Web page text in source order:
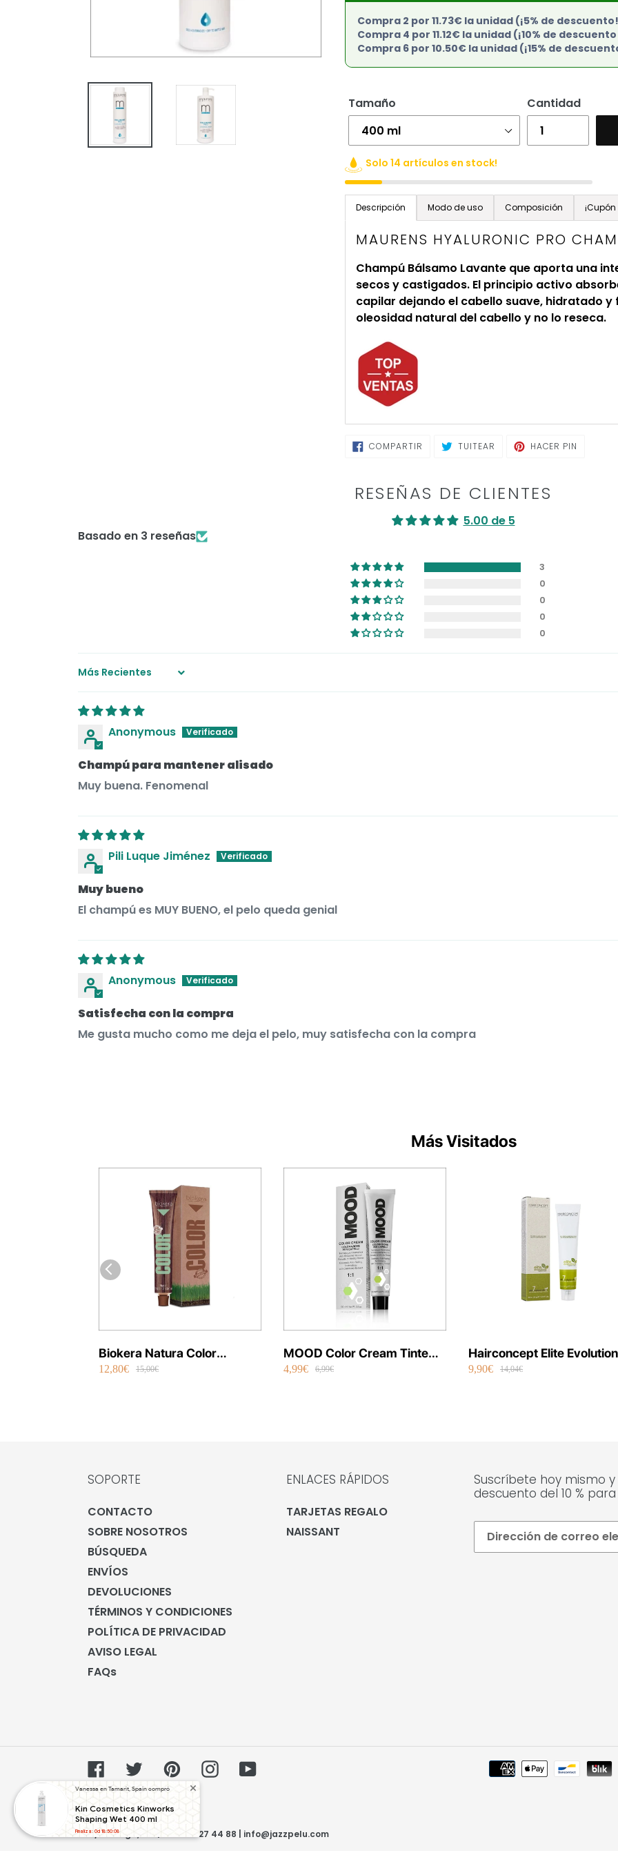
Compra 2 por 11.73€ la unidad (¡5% de
Compra 4 por 11.12€ la unidad (¡10% de
Compra 6 por 10.50€ la unidad (¡15% de
Tamaño Cantidad
Solo 14 artículos en stock!
Agregando
carrito
de
compra
Descripción Modo de uso Composición
MAURENS HYALURONIC PRO
Champú Bálsamo Lavante que aporta una
secos y castigados. El principio activo
capilar dejando el cabello suave, hidratado y
oleosidad natural del cabello y no lo reseca.
COMPARTIR COMPARTIRTUITEAR TUITEARHACER PIN
RESEÑAS DE CLIENTES
5.00 de 5
Basado en 3 reseñas
3
0
0
0
0
Sort by
Anonymous
Champú para mantener alisado
Muy buena. Fenomenal
Pili Luque Jiménez
Muy bueno
El champú es MUY BUENO, el pelo queda genial
Anonymous
Satisfecha con la compra
Me gusta mucho como me deja el pelo, muy satisfecha con la compra
Más Visitados
Biokera Natura Color
Orgánico 70 ml
12,80€ 15,00€
MOOD Color Cream Tinte
Permanente Vegano 100 ml
4,99€ 6,99€
Hairconcept Elite Evolution
Color Orgánico 60 ml
9,90€ 14,04€
SOPORTE
CONTACTO
SOBRE NOSOTROS
BÚSQUEDA
ENVÍOS
DEVOLUCIONES
TÉRMINOS Y CONDICIONES
POLÍTICA DE PRIVACIDAD
AVISO LEGAL
FAQs
ENLACES RÁPIDOS
TARJETAS REGALO
NAISSANT
Suscríbete hoy mismo
descuento del 10 %
FacebookTwitterPinterestInstagramYouTube
© 2026,JAZZ PELU
C/Còrsega, 217 | Tel. 935 27 44 88 | info@jazzpelu.com
Vanessa en Tamarit, Spain compró
Kin Cosmetics Kinworks
Shaping Wet 400 ml